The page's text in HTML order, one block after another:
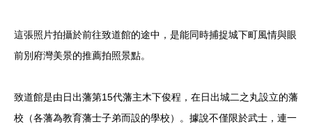
這張照片拍攝於前往致道館的途中，是能同時捕捉城下町風情與眼
前別府灣美景的推薦拍照景點。
致道館是由日出藩第15代藩主木下俊程，在日出城二之丸設立的藩
校（各藩為教育藩士子弟而設的學校）。據說不僅限於武士，連一